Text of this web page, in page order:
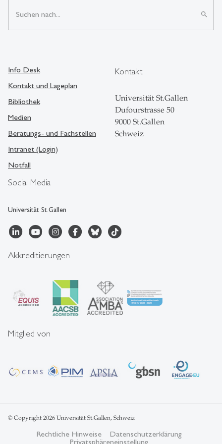
search
Social Media
Universität St.Gallen
Info Desk
Kontakt und Lageplan
Bibliothek
Medien
Beratungs- und Fachstellen
Intranet (Login)
Notfall
Kontakt
Universität St.Gallen
Dufourstrasse 50
9000 St.Gallen
Schweiz
Akkreditierungen
Mitglied von
© Copyright 2026 Universität St.Gallen, Schweiz
Rechtliche Hinweise
Datenschutzerklärung
Privatsphäreneinstellung